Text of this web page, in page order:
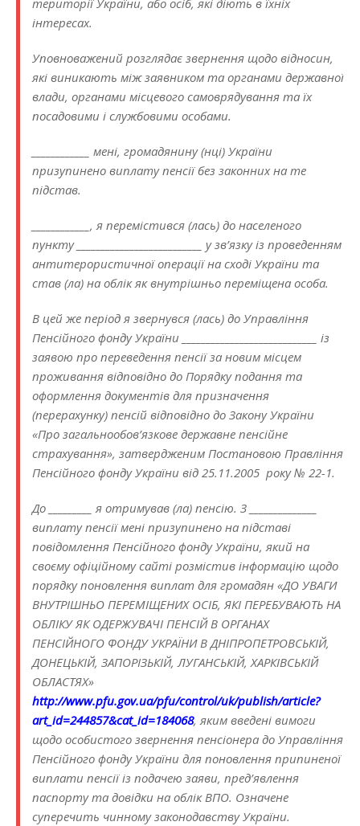
території України, або осіб, які діють в їхніх
інтересах.
Уповноважений розглядає звернення щодо відносин,
які виникають між заявником та органами державної
влади, органами місцевого самоврядування та їх
посадовими і службовими особами.
____________ мені, громадянину (нці) України
призупинено виплату пенсії без законних на те
підстав.
____________, я перемістився (лась) до населеного
пункту __________________________ у зв’язку із проведенням
антитерористичної операції на сході України та
став (ла) на облік як внутрішньо переміщена особа.
В цей же період я звернувся (лась) до Управління
Пенсійного фонду України ____________________________ із
заявою про переведення пенсії за новим місцем
проживання відповідно до Порядку подання та
оформлення документів для призначення
(перерахунку) пенсій відповідно до Закону України
«Про загальнообов’язкове державне пенсійне
страхування», затвердженим Постановою Правління
Пенсійного фонду України від 25.11.2005 року № 22-1.
До _________ я отримував (ла) пенсію. З ______________
виплату пенсії мені призупинено на підставі
повідомлення Пенсійного фонду України, який на
своєму офіційному сайті розмістив інформацію щодо
порядку поновлення виплат для громадян «ДО УВАГИ
ВНУТРІШНЬО ПЕРЕМІЩЕНИХ ОСІБ, ЯКІ ПЕРЕБУВАЮТЬ НА
ОБЛІКУ ЯК ОДЕРЖУВАЧІ ПЕНСІЙ В ОРГАНАХ
ПЕНСІЙНОГО ФОНДУ УКРАЇНИ В ДНІПРОПЕТРОВСЬКІЙ,
ДОНЕЦЬКІЙ, ЗАПОРІЗЬКІЙ, ЛУГАНСЬКІЙ, ХАРКІВСЬКІЙ
ОБЛАСТЯХ»
http://www.pfu.gov.ua/pfu/control/uk/publish/article?
art_id=244857&cat_id=184068, яким введені вимоги
щодо особистого звернення пенсіонера до Управління
Пенсійного фонду України для поновлення припиненої
виплати пенсії із подачею заяви, пред’явлення
паспорту та довідки на облік ВПО. Означене
суперечить чинному законодавству України.